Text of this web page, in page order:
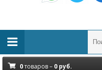
0товаров – 0 руб.